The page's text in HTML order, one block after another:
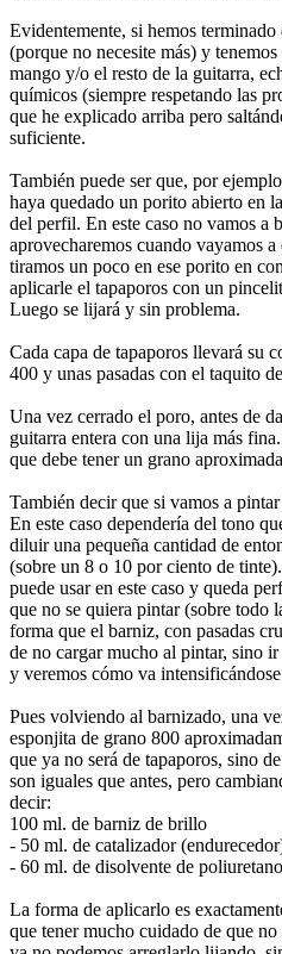
Evidentemente, si hemos terminado
(porque no necesite más) y
mango y/o el resto de la guitarra,
químicos (siempre respetando las
que he explicado arriba pero
suficiente.
También puede ser que, por
haya quedado un porito abierto en
del perfil. En este caso no vamos a
aprovecharemos cuando vayamos
tiramos un poco en ese porito en
aplicarle el tapaporos con un
Luego se lijará y sin problema.
Cada capa de tapaporos llevará su
400 y unas pasadas con el taquito
Una vez cerrado el poro, antes de
guitarra entera con una lija más
que debe tener un grano
También decir que si vamos a
En este caso dependería del tono
diluir una pequeña cantidad de
(sobre un 8 o 10 por ciento de
puede usar en este caso y queda
que no se quiera pintar (sobre todo
forma que el barniz, con pasadas
de no cargar mucho al pintar, sino
y veremos cómo va
Pues volviendo al barnizado, una
esponjita de grano 800
que ya no será de tapaporos, sino
son iguales que antes, pero
decir:
100 ml. de barniz de brillo
- 50 ml. de catalizador
- 60 ml. de disolvente de
La forma de aplicarlo es
que tener mucho cuidado de que